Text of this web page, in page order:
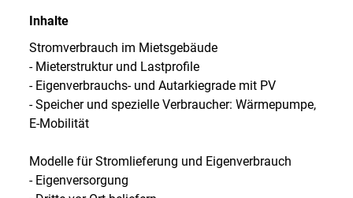
Inhalte
Stromverbrauch im Mietsgebäude
- Mieterstruktur und Lastprofile
- Eigenverbrauchs- und Autarkiegrade mit PV
- Speicher und spezielle Verbraucher: Wärmepumpe,
E-Mobilität
Modelle für Stromlieferung und Eigenverbrauch
- Eigenversorgung